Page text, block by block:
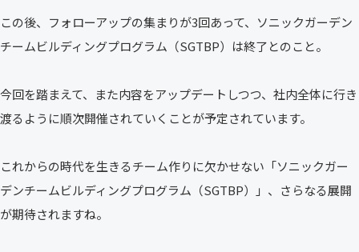
この後、フォローアップの集まりが3回あって、ソニックガーデン
チームビルディングプログラム（SGTBP）は終了とのこと。
今回を踏まえて、また内容をアップデートしつつ、社内全体に行き
渡るように順次開催されていくことが予定されています。
これからの時代を生きるチーム作りに欠かせない「ソニックガー
デンチームビルディングプログラム（SGTBP）」、さらなる展開
が期待されますね。